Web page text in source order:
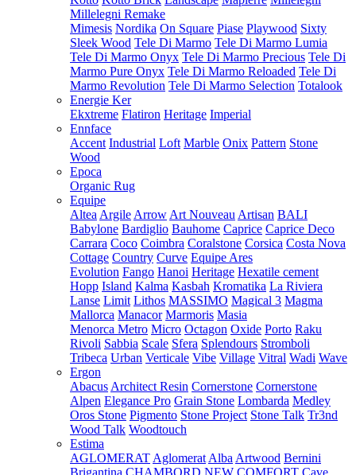
Millelegni Remake
Mimesis Nordika On Square Piase Playwood Sixty
Sleek Wood Tele Di Marmo Tele Di Marmo Lumia
Tele Di Marmo Onyx Tele Di Marmo Precious Tele Di
Marmo Pure Onyx Tele Di Marmo Reloaded Tele Di
Marmo Revolution Tele Di Marmo Selection Totalook
Energie Ker
Ekxtreme Flatiron Heritage Imperial
Ennface
Accent Industrial Loft Marble Onix Pattern Stone
Wood
Epoca
Organic Rug
Equipe
Altea Argile Arrow Art Nouveau Artisan BALI
Babylone Bardiglio Bauhome Caprice Caprice Deco
Carrara Coco Coimbra Coralstone Corsica Costa Nova
Cottage Country Curve Equipe Ares
Evolution Fango Hanoi Heritage Hexatile cement
Hopp Island Kalma Kasbah Kromatika La Riviera
Lanse Limit Lithos MASSIMO Magical 3 Magma
Mallorca Manacor Marmoris Masia
Menorca Metro Micro Octagon Oxide Porto Raku
Rivoli Sabbia Scale Sfera Splendours Stromboli
Tribeca Urban Verticale Vibe Village Vitral Wadi Wave
Ergon
Abacus Architect Resin Cornerstone Cornerstone
Alpen Elegance Pro Grain Stone Lombarda Medley
Oros Stone Pigmento Stone Project Stone Talk Tr3nd
Wood Talk Woodtouch
Estima
AGLOMERAT Aglomerat Alba Artwood Bernini